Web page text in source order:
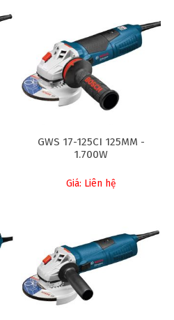
GWS 17-125CI 125MM -
1.700W
Giá: Liên hệ